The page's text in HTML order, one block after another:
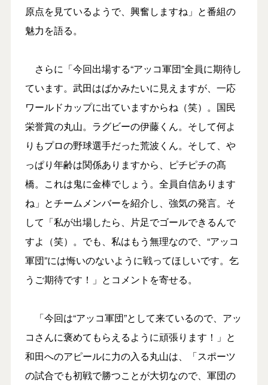
原点を見ているようで、興奮しますね」と番組の
魅力を語る。
さらに「今回出場する“アッコ軍団”全員に期待し
ています。武田はばかみたいに見えますが、一応
ワールドカップに出ていますからね（笑）。国民
栄誉賞の丸山。ラグビーの伊藤くん。そして何よ
りもプロの野球選手だった荒波くん。そして、や
っぱり年齢は関係ありますから、ピチピチの髙
橋。これは鬼に金棒でしょう。全員自信あります
ね」とチームメンバーを紹介し、強気の発言。そ
して「私が出場したら、片足でゴールできるんで
すよ（笑）。でも、私はもう無理なので、“アッコ
軍団”には悔いのないように戦ってほしいです。乞
うご期待です！」とコメントを寄せる。
「今回は“アッコ軍団”として来ているので、アッ
コさんに褒めてもらえるように頑張ります！」と
和田へのアピールに力の入る丸山は、「スポーツ
の試合でも初戦で勝つことが大切なので、軍団の